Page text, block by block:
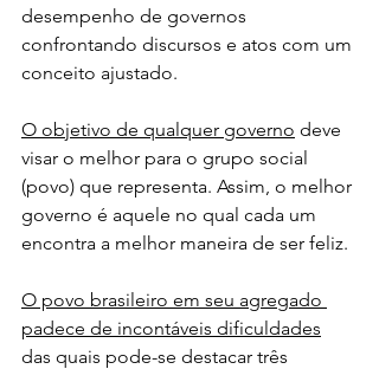
desempenho de governos
confrontando discursos e atos com um
conceito ajustado.
O objetivo de qualquer governo deve
visar o melhor para o grupo social
(povo) que representa. Assim, o melhor
governo é aquele no qual cada um
encontra a melhor maneira de ser feliz.
O povo brasileiro em seu agregado
padece de incontáveis dificuldades
das quais pode-se destacar três